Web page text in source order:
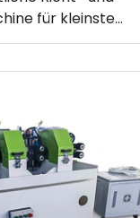
für kleinste
mm bis 2,4 mm